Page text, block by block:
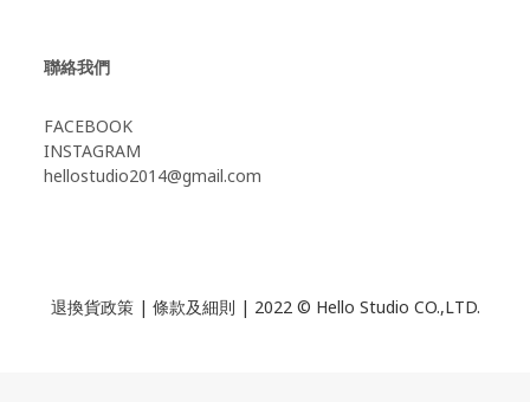
聯絡我們
FACEBOOK
INSTAGRAM
hellostudio2014@gmail.com
退換貨政策| 條款及細則 | 2022 © Hello Studio CO.,LTD.